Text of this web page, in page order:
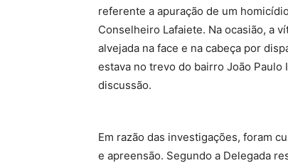
referente a apuração de um
Conselheiro Lafaiete. Na ocasião, a
alvejada na face e na cabeça por
estava no trevo do bairro João
discussão.
Em razão das investigações, foram
e apreensão. Segundo a Delegada